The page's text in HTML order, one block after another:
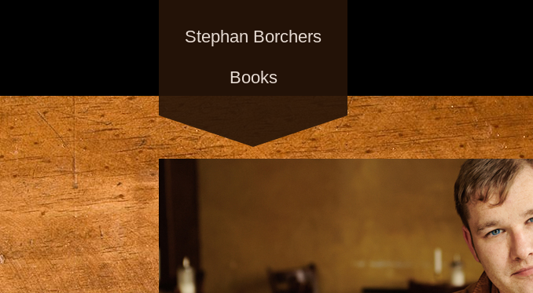
Stephan Borchers
Books